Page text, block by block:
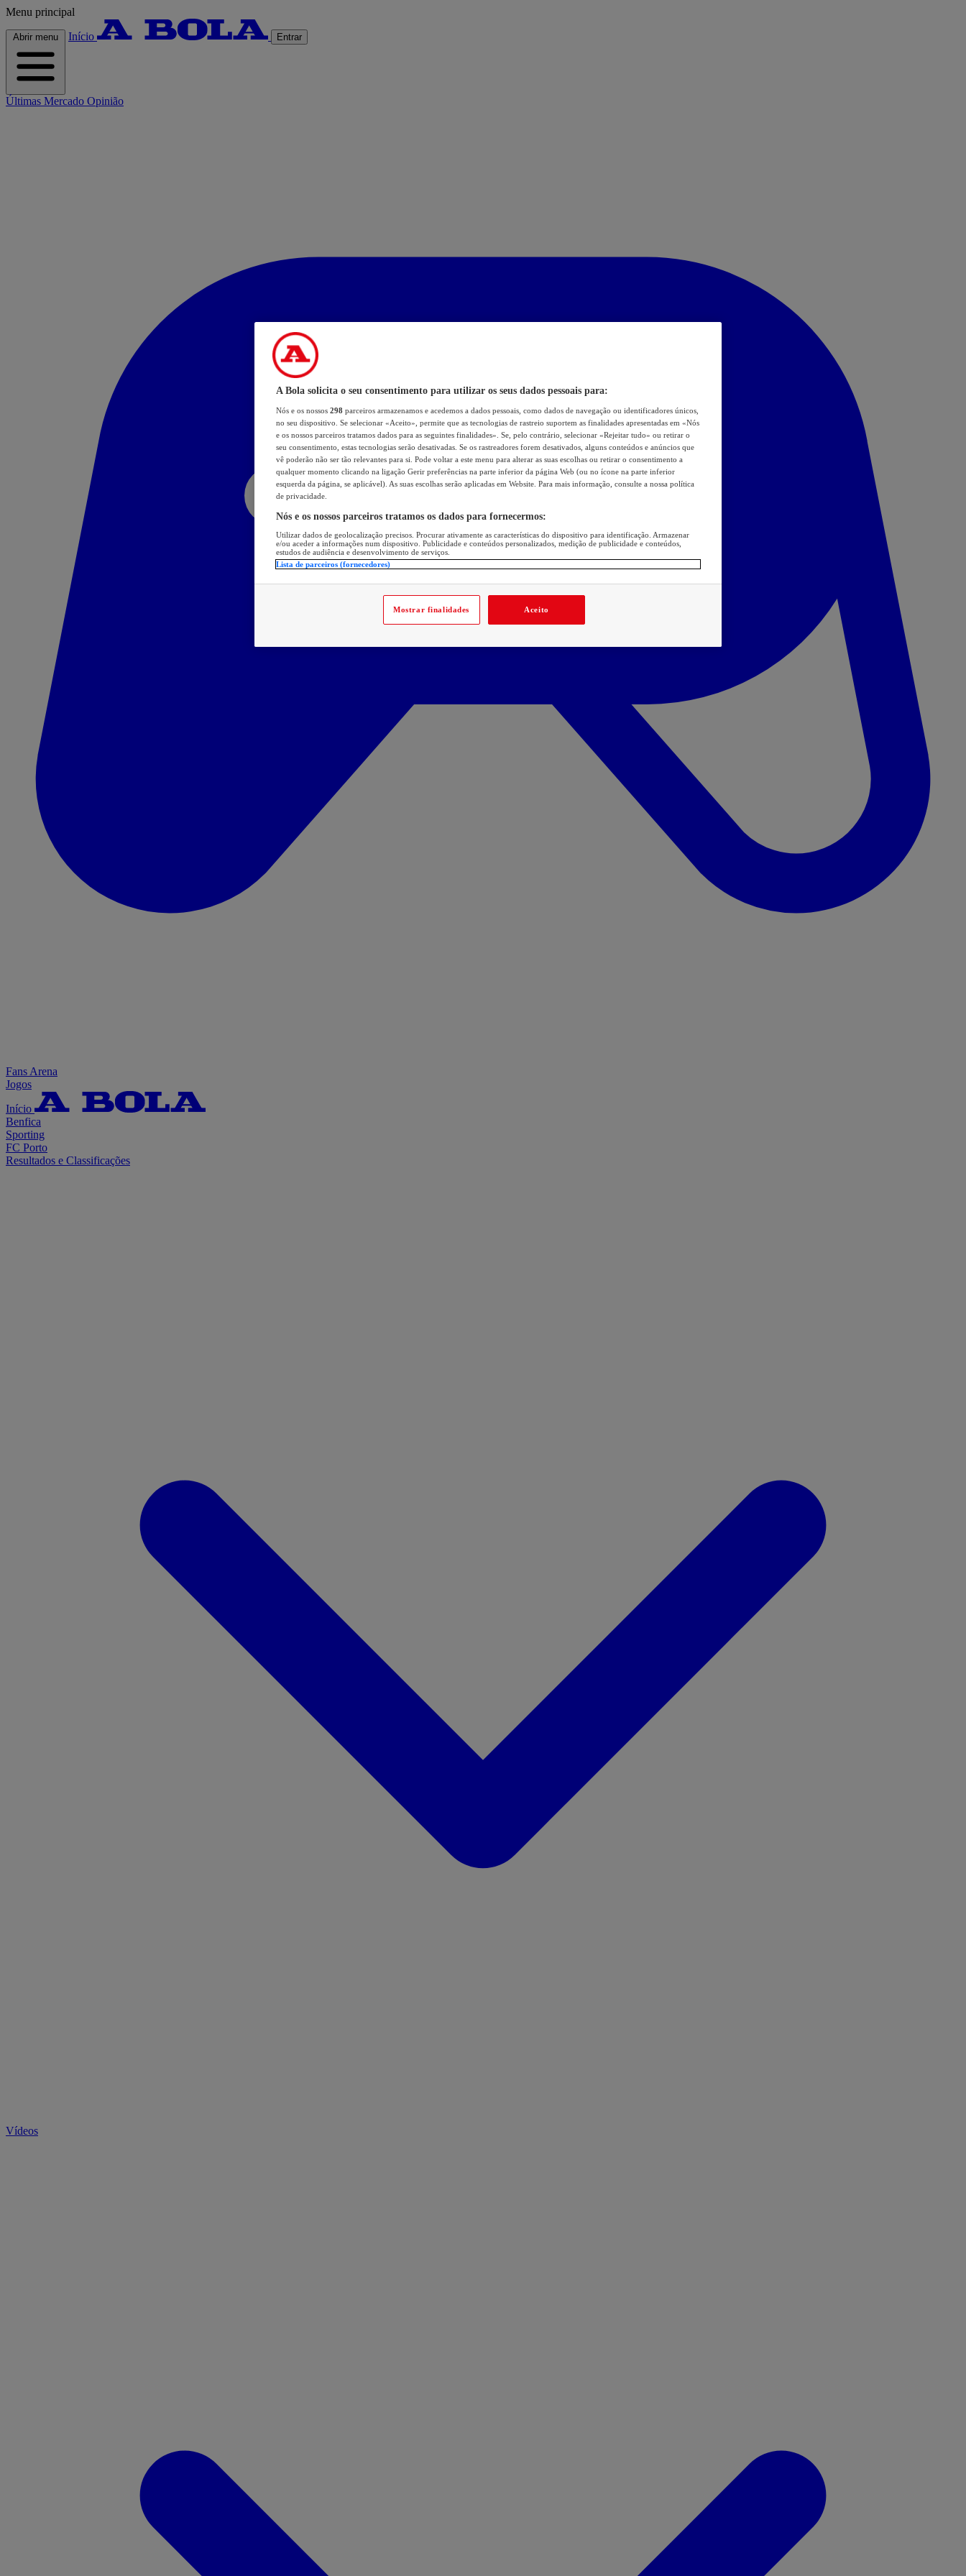
Menu principal
Abrir menu Início Entrar
Últimas Mercado Opinião
Fans Arena
Jogos
Início
Benfica
Sporting
FC Porto
Resultados e Classificações
Vídeos
A Bola solicita o seu consentimento para utilizar os seus dados pessoais para:
Nós e os nossos 298 parceiros armazenamos e acedemos a dados pessoais, como dados de navegação ou identificadores únicos,
no seu dispositivo. Se selecionar «Aceito», permite que as tecnologias de rastreio suportem as finalidades apresentadas em «Nós
e os nossos parceiros tratamos dados para as seguintes finalidades». Se, pelo contrário, selecionar «Rejeitar tudo» ou retirar o
seu consentimento, estas tecnologias serão desativadas. Se os rastreadores forem desativados, alguns conteúdos e anúncios que
vê poderão não ser tão relevantes para si. Pode voltar a este menu para alterar as suas escolhas ou retirar o consentimento a
qualquer momento clicando na ligação Gerir preferências na parte inferior da página Web (ou no ícone na parte inferior
esquerda da página, se aplicável). As suas escolhas serão aplicadas em Website. Para mais informação, consulte a nossa política
de privacidade.
Nós e os nossos parceiros tratamos os dados para fornecermos:
Utilizar dados de geolocalização precisos. Procurar ativamente as características do dispositivo para identificação. Armazenar
e/ou aceder a informações num dispositivo. Publicidade e conteúdos personalizados, medição de publicidade e conteúdos,
estudos de audiência e desenvolvimento de serviços.
Lista de parceiros (fornecedores)
Mostrar finalidades Aceito